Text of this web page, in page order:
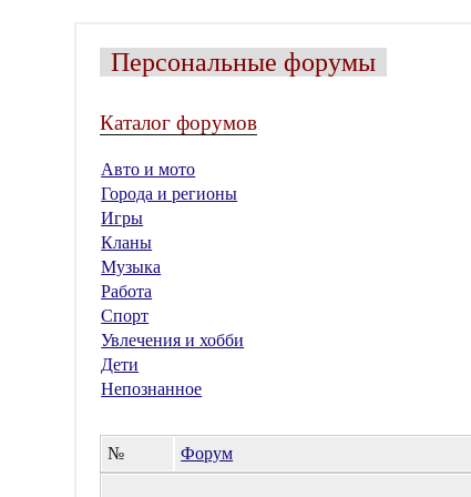
Персональные форумы
Каталог форумов
Авто и мото
Города и регионы
Игры
Кланы
Музыка
Работа
Спорт
Увлечения и хобби
Дети
Непознанное
№ Форум